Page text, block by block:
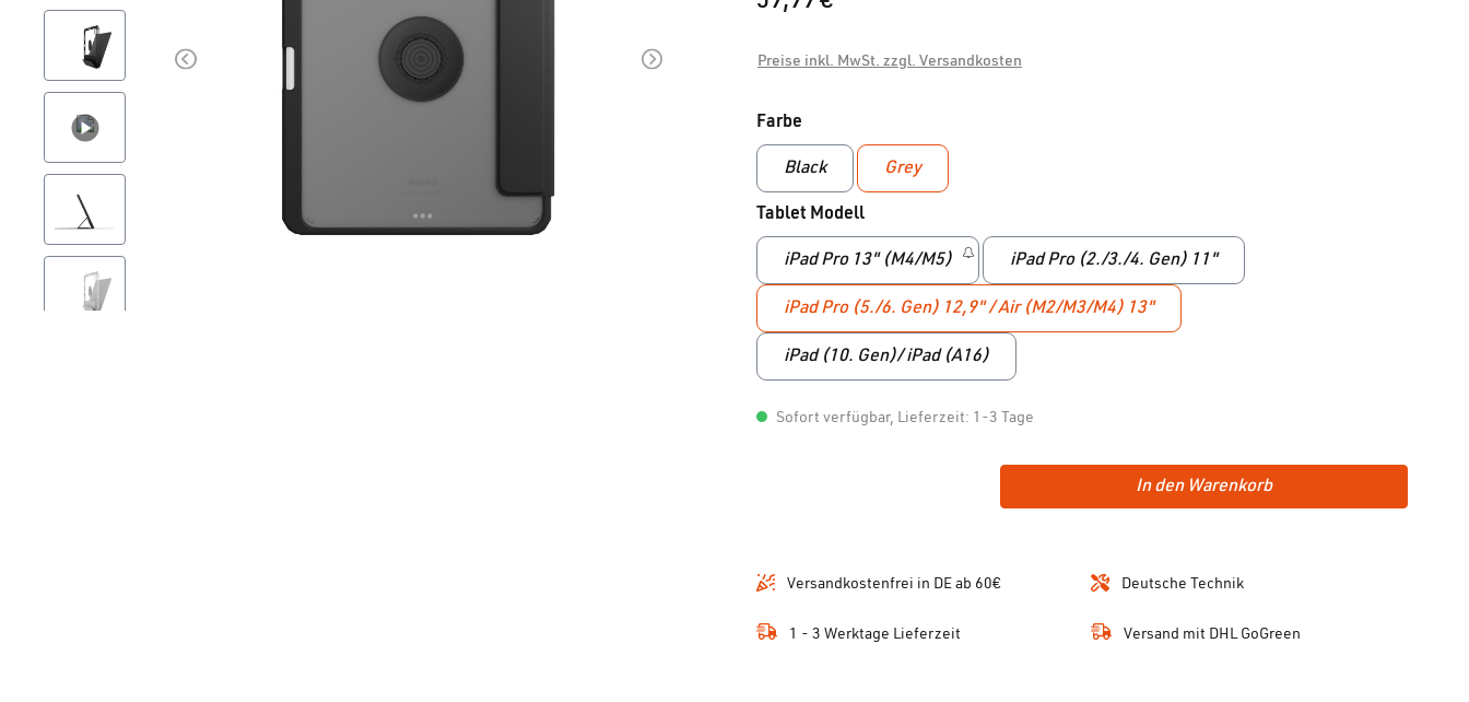
Preise inkl. MwSt. zzgl. Versandkosten
Farbe
Black Grey
Tablet Modellauswählen
iPad Pro 13" (M4/M5)
(Diese Option ist zurzeit nicht verfügbar.)
iPad Pro (2./3./4. Gen) 11"
iPad Pro (5./6. Gen) 12,9" / Air (M2/M3/M4) 13"
iPad (10. Gen)/ iPad (A16)
Sofort verfügbar, Lieferzeit: 1-3 Tage
In den Warenkorb
Versandkostenfrei in DE ab 60€ Deutsche Technik
1 - 3 Werktage Lieferzeit Versand mit DHL GoGreen